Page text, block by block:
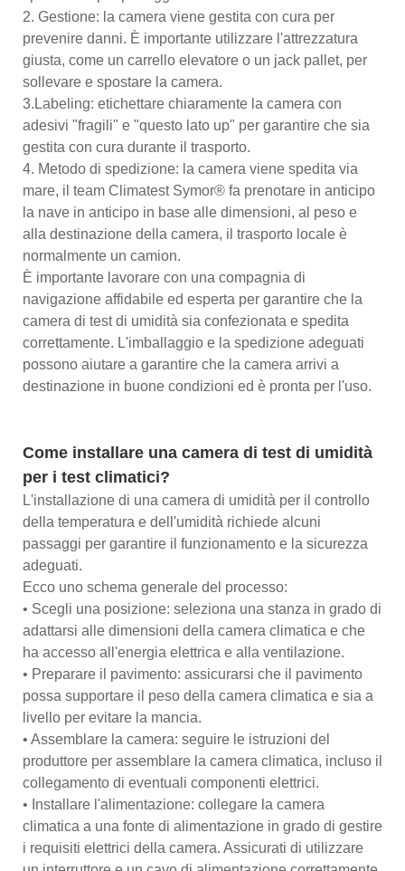
2. Gestione: la camera viene gestita con cura per
prevenire danni. È importante utilizzare l'attrezzatura
giusta, come un carrello elevatore o un jack pallet, per
sollevare e spostare la camera.
3.Labeling: etichettare chiaramente la camera con
adesivi "fragili" e "questo lato up" per garantire che sia
gestita con cura durante il trasporto.
4. Metodo di spedizione: la camera viene spedita via
mare, il team Climatest Symor® fa prenotare in anticipo
la nave in anticipo in base alle dimensioni, al peso e
alla destinazione della camera, il trasporto locale è
normalmente un camion.
È importante lavorare con una compagnia di
navigazione affidabile ed esperta per garantire che la
camera di test di umidità sia confezionata e spedita
correttamente. L'imballaggio e la spedizione adeguati
possono aiutare a garantire che la camera arrivi a
destinazione in buone condizioni ed è pronta per l'uso.
Come installare una camera di test di umidità
per i test climatici?
L'installazione di una camera di umidità per il controllo
della temperatura e dell'umidità richiede alcuni
passaggi per garantire il funzionamento e la sicurezza
adeguati.
Ecco uno schema generale del processo:
• Scegli una posizione: seleziona una stanza in grado di
adattarsi alle dimensioni della camera climatica e che
ha accesso all'energia elettrica e alla ventilazione.
• Preparare il pavimento: assicurarsi che il pavimento
possa supportare il peso della camera climatica e sia a
livello per evitare la mancia.
• Assemblare la camera: seguire le istruzioni del
produttore per assemblare la camera climatica, incluso il
collegamento di eventuali componenti elettrici.
• Installare l'alimentazione: collegare la camera
climatica a una fonte di alimentazione in grado di gestire
i requisiti elettrici della camera. Assicurati di utilizzare